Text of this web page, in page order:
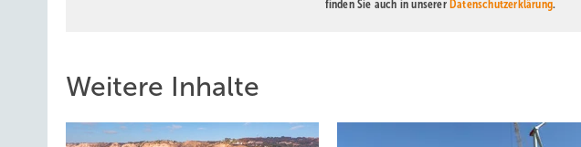
finden Sie auch in unserer Datenschutzerklärung.
Weitere Inhalte